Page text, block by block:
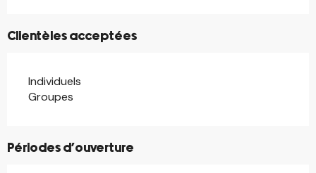
Clientèles acceptées
Individuels
Groupes
Périodes d'ouverture